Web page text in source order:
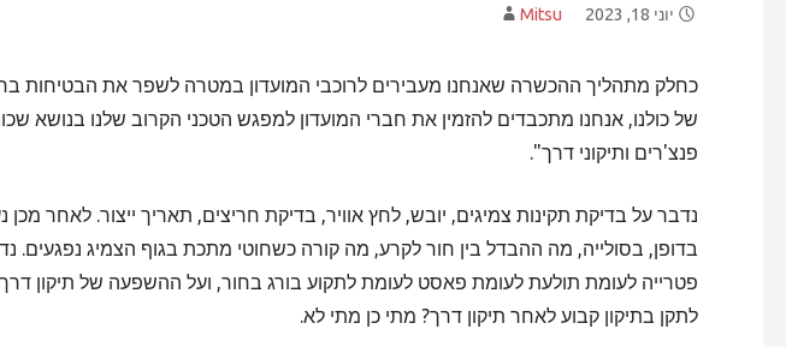
יוני 18, 2023 Mitsu
כחלק מתהליך ההכשרה שאנחנו מעבירים לרוכבי המועדון במטרה לשפר את הבטיחות
של כולנו, אנחנו מתכבדים להזמין את חברי המועדון למפגש הטכני הקרוב שלנו בנושא
פנצ'רים ותיקוני דרך".
נדבר על בדיקת תקינות צמיגים, יובש, לחץ אוויר, בדיקת חריצים, תאריך ייצור. לאחר מכן
בדופן, בסולייה, מה ההבדל בין חור לקרע, מה קורה כשחוטי מתכת בגוף הצמיג נפגעים.
פטרייה לעומת תולעת לעומת פאסט לעומת לתקוע בורג בחור, ועל ההשפעה של תיקון
לתקן בתיקון קבוע לאחר תיקון דרך? מתי כן מתי לא.